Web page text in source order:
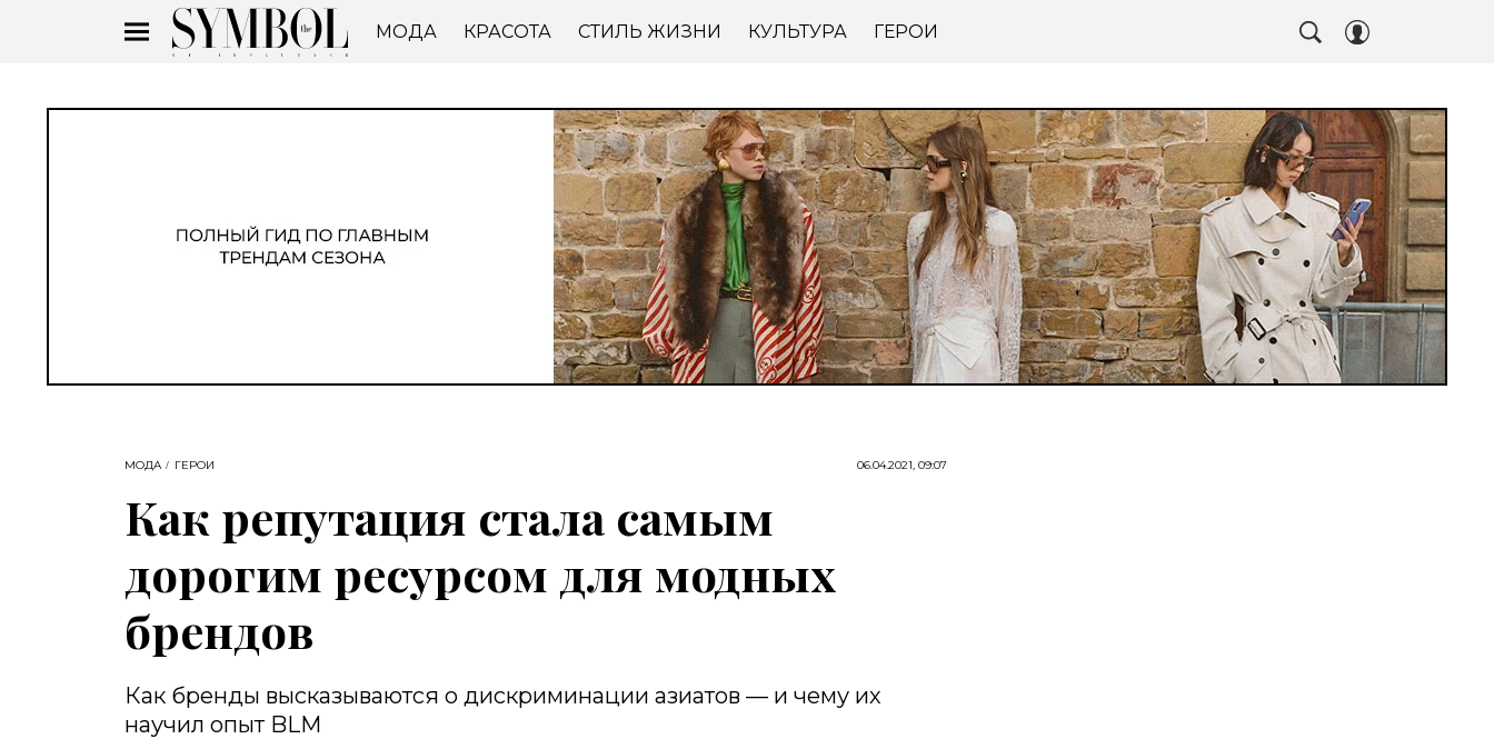
МОДА КРАСОТА СТИЛЬ ЖИЗНИ КУЛЬТУРА ГЕРОИ
МОДА ГЕРОИ 06.04.2021, 09:07
Как репутация стала самым
дорогим ресурсом для модных
брендов
Как бренды высказываются о дискриминации азиатов — и чему их
научил опыт BLM